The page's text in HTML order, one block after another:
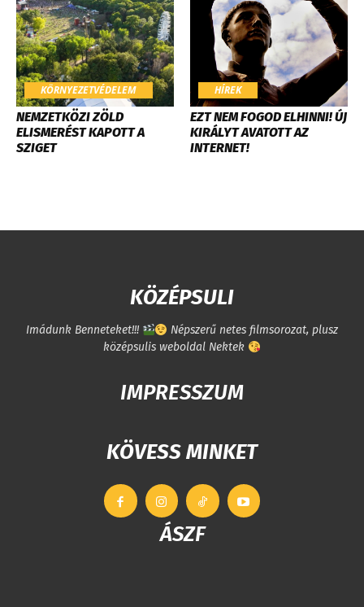
KÖRNYEZETVÉDELEM
​NEMZETKÖZI ZÖLD
ELISMERÉST KAPOTT A
SZIGET
HÍREK
EZT NEM FOGOD ELHINNI! ÚJ
KIRÁLYT AVATOTT AZ
INTERNET!
KÖZÉPSULI
Imádunk Benneteket!!!
Népszerű netes filmsorozat, plusz
középsulis weboldal Nektek
IMPRESSZUM
KÖVESS MINKET
ÁSZF